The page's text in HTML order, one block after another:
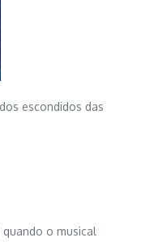
escondidos das
o musical